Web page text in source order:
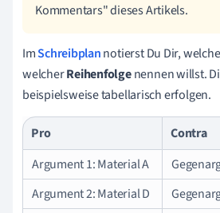
Kommentars" dieses Artikels.
ImSchreibplannotierst Du Dir,
welcherReihenfolgenennen willst.
beispielsweise tabellarisch erfolgen.
Pro
Contra
Argument 1: Material A
Argument 2: Material D